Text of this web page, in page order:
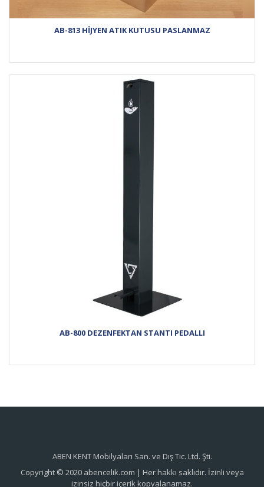
AB-813 HİJYEN ATIK KUTUSU PASLANMAZ
AB-800 DEZENFEKTAN STANTI PEDALLI
ABEN KENT Mobilyaları San. ve Dış Tic. Ltd. Şti.
Copyright © 2020 abencelik.com | Her hakkı saklıdır. İzinli veya
izinsiz hiçbir içerik kopyalanamaz.